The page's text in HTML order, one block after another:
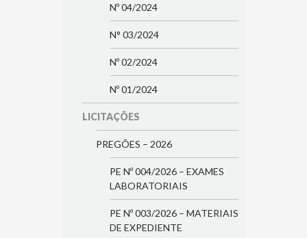
Nº 04/2024
N° 03/2024
Nº 02/2024
Nº 01/2024
LICITAÇÕES
PREGÕES – 2026
PE Nº 004/2026 – EXAMES
LABORATORIAIS
PE Nº 003/2026 – MATERIAIS
DE EXPEDIENTE